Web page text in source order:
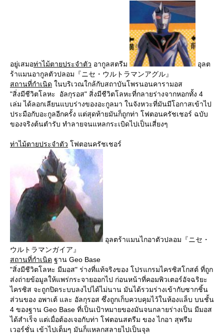
อยู่เสมอท่าไม้ตายประจำตัว อากูลสตรีม
อุลต
ร้าแมนอากูลตัวปลอม『ニセ・ウルトラマンアグル』
สถานที่กำเนิด ในบริเวณใกล้กับสถาบันโพรนอนคารามอส
"สิ่งมีชีวิตโลหะ อัลกุรอส" สิ่งมีชีวิตโลหะที่กลายร่างจากหอกทั้ง 4
เล่ม ได้ลอกเลียนแบบร่างของอะกูลมา ในจังหวะที่มันมีโอกาสเข้าไป
ประมือกับอะกูลอีกครั้ง แต่สุดท้ายมันก็ถูกท่า โฟตอนครัชเชอร์ ฉบับ
ของจริงต้นตำรับ ทำลายจนแหลกระเบิดไปเป็นเสี่ยงๆ
ท่าไม้ตายประจำตัว โฟตอนครัชเชอร์
อุลตร้าแมนไกอาตัวปลอม『ニセ・
ウルトラマンガイア』
สถานที่กำเนิด ฐาน Geo Base
"สิ่งมีชีวิตโลหะ มีมอส" ร่างที่แท้จริงของ โปรแกรมไครซิสโกสต์ ที่ถูก
ส่งถ่ายข้อมูลให้แพร่กระจายออกไป ก่อนหน้าที่คอมพิวเตอร์อัจฉริยะ
ไครซิส จะถูกปิดระบบลงไปได้ไม่นาน มันได้รวมร่างเข้ากับซากชิ้น
ส่วนของ อพาเต้ และ อัลกุรอส ซึ่งถูกเก็บควบคุมไว้ในห้องแล็บ บนชั้น
4 ของฐาน Geo Base ที่เป็นเป้าหมายของมันจนกลายร่างเป็น มีมอส
ได้สำเร็จ แต่เมื่อต้องเจอกับท่า โฟตอนสตรีม ของ ไกอา สุพรีม
เวอร์ชั่น เข้าไปเต็มๆ มันก็แหลกสลายไปเป็นจุล